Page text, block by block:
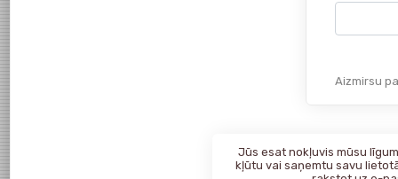
Aizmirsu
Jūs esat nokļuvis mūsu
kļūtu vai saņemtu savu